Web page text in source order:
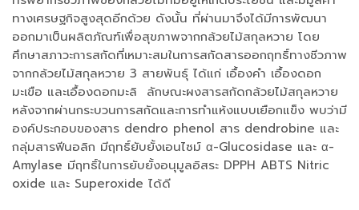
ทางเศรษฐกิจสูงสุดอีกด้วย ดังนั้น ที่ผ่านมาจึงได้มีการพัฒนา
ออกมาเป็นผลิตภัณฑ์เพื่อสุขภาพจากกล้วยไม้สกุลหวาย โดย
ศึกษาสภาวะการสกัดที่เหมาะสมในการสกัดสารออกฤทธิ์ทางชีวภาพ
จากกล้วยไม้สกุลหวาย 3 สายพันธุ์ ได้แก่ เอื้องคำ เอื้องดอก
มะเขือ และเอื้องดอกมะลิ ลักษณะผงสารสกัดกล้วยไม้สกุลหวาย
หลังจากผ่านกระบวนการสกัดและการทำแห้งแบบเยือกแข็ง พบว่ามี
องค์ประกอบของสาร dendro phenol สาร dendrobine และ
กลุ่มสารฟีนอลิก มีฤทธิ์ยับยั้งเอนไซม์ α-Glucosidase และ α-
Amylase มีฤทธิ์ในการยับยั้งอนุมูลอิสระ DPPH ABTS Nitric
oxide และ Superoxide ได้ดี